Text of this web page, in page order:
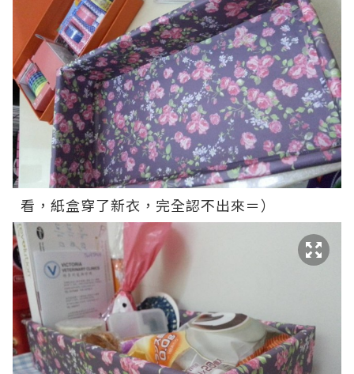
看，紙盒穿了新衣，完全認不出來＝）